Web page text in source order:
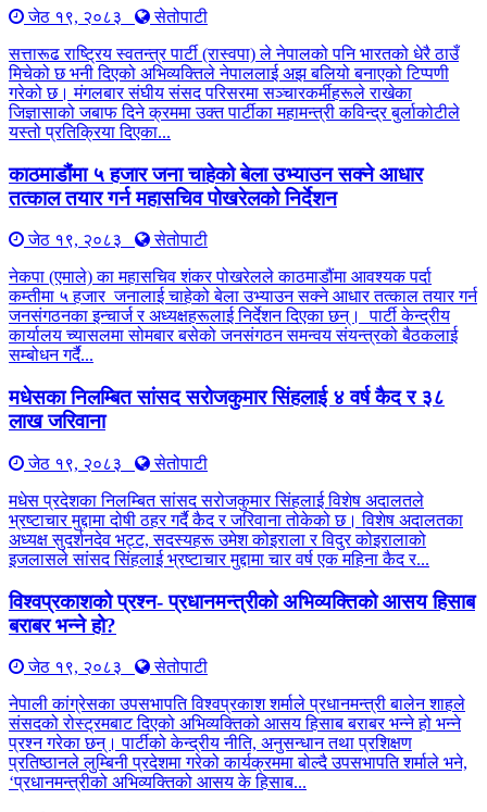
जेठ १९, २०८३
सेतोपाटी
सत्तारूढ राष्ट्रिय स्वतन्त्र पार्टी (रास्वपा) ले नेपालको पनि भारतको धेरै ठाउँ
मिचेको छ भनी दिएको अभिव्यक्तिले नेपाललाई अझ बलियो बनाएको टिप्पणी
गरेको छ। मंगलबार संघीय संसद परिसरमा सञ्चारकर्मीहरूले राखेका
जिज्ञासाको जबाफ दिने क्रममा उक्त पार्टीका महामन्त्री कविन्द्र बुर्लाकोटीले
यस्तो प्रतिक्रिया दिएका...
काठमाडौंमा ५ हजार जना चाहेको बेला उभ्याउन सक्ने आधार
तत्काल तयार गर्न महासचिव पोखरेलको निर्देशन
जेठ १९, २०८३
सेतोपाटी
नेकपा (एमाले) का महासचिव शंकर पोखरेलले काठमाडौंमा आवश्यक पर्दा
कम्तीमा ५ हजार जनालाई चाहेको बेला उभ्याउन सक्ने आधार तत्काल तयार गर्न
जनसंगठनका इन्चार्ज र अध्यक्षहरूलाई निर्देशन दिएका छन्। पार्टी केन्द्रीय
कार्यालय च्यासलमा सोमबार बसेको जनसंगठन समन्वय संयन्त्रको बैठकलाई
सम्बोधन गर्दै...
मधेसका निलम्बित सांसद सरोजकुमार सिंहलाई ४ वर्ष कैद र ३८
लाख जरिवाना
जेठ १९, २०८३
सेतोपाटी
मधेस प्रदेशका निलम्बित सांसद सरोजकुमार सिंहलाई विशेष अदालतले
भ्रष्टाचार मुद्दामा दोषी ठहर गर्दै कैद र जरिवाना तोकेको छ। विशेष अदालतका
अध्यक्ष सुदर्शनदेव भट्ट, सदस्यहरू उमेश कोइराला र विदुर कोइरालाको
इजलासले सांसद सिंहलाई भ्रष्टाचार मुद्दामा चार वर्ष एक महिना कैद र...
विश्वप्रकाशको प्रश्न- प्रधानमन्त्रीको अभिव्यक्तिको आसय हिसाब
बराबर भन्ने हो?
जेठ १९, २०८३
सेतोपाटी
नेपाली कांग्रेसका उपसभापति विश्वप्रकाश शर्माले प्रधानमन्त्री बालेन शाहले
संसदको रोस्ट्रमबाट दिएको अभिव्यक्तिको आसय हिसाब बराबर भन्ने हो भन्ने
प्रश्न गरेका छन्। पार्टीको केन्द्रीय नीति, अनुसन्धान तथा प्रशिक्षण
प्रतिष्ठानले लुम्बिनी प्रदेशमा गरेको कार्यक्रममा बोल्दै उपसभापति शर्माले भने,
‘प्रधानमन्त्रीको अभिव्यक्तिको आसय के हिसाब...